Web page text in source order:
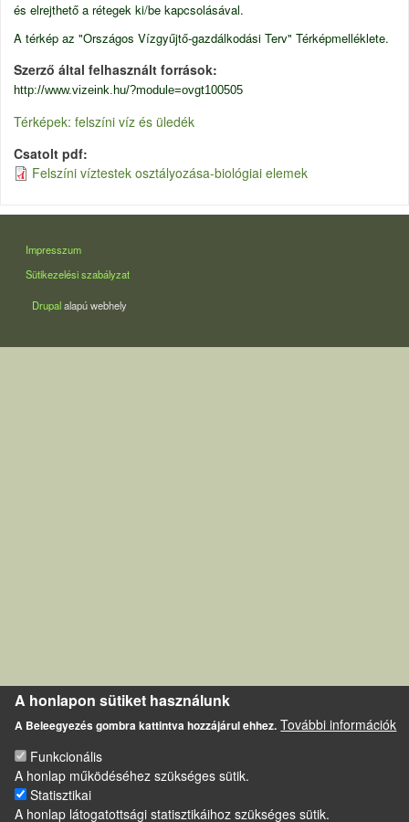
és elrejthető a rétegek ki/be kapcsolásával.
A térkép az "Országos Vízgyűjtő-gazdálkodási Terv" Térképmelléklete.
Szerző által felhasznált források
http://www.vizeink.hu/?module=ovgt100505
Térképek: felszíni víz és üledék
Csatolt pdf
Felszíni víztestek osztályozása-biológiai elemek
LÁBLÉC
Impresszum
Sütikezelési szabályzat
Drupalalapú webhely
A honlapon sütiket használunk
A Beleegyezés gombra kattintva hozzájárul ehhez. További információk
Funkcionális
A honlap működéséhez szükséges sütik.
Statisztikai
A honlap látogatottsági statisztikáihoz szükséges sütik.